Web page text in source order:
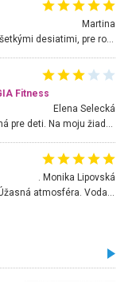
Martina
Nádherné miesto ktoré odporúčam navštíviť všetkými desiatimi, pre rodiny s deťmi, dôchodcom... Proste a jednoducho ozaj rozprávkový les.. určite ešte prídeme. Odniesli sme si na pamiatku krásne tričká,
Fitness
Elena Selecká
. Monika Lipovská
Úžasné prostredie, napriek tomu, že je malé. Úžasná atmosféra. Voda fantastická a nádherná. Ľudí je pomerne veľa, ale su mili a ohľaduplní. Je veľmi zaujímavé sledovať, ako dokážu spolu športovať cudzí ľudia a bez ohľadu na vek. Vládne tu pohoda. Vnuka neviem dostať z vody. Ďakujem za krásny deň . Urcite sa sem vrátim. Jediný problém je s parkovaním, ale aj ten sa mi podarilo vyriešiť. Monika Bratislava